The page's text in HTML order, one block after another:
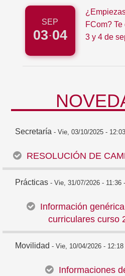
SEP
03 - 04
FCom?
3 y 4 de
Secretaría - Vie, 03/10/2025 -
RESOLUCIÓN DE
Prácticas - Vie, 31/07/2026 - 11:36 -
Información
curriculares curso
Movilidad - Vie, 10/04/2026 - 12:18
Informaciones